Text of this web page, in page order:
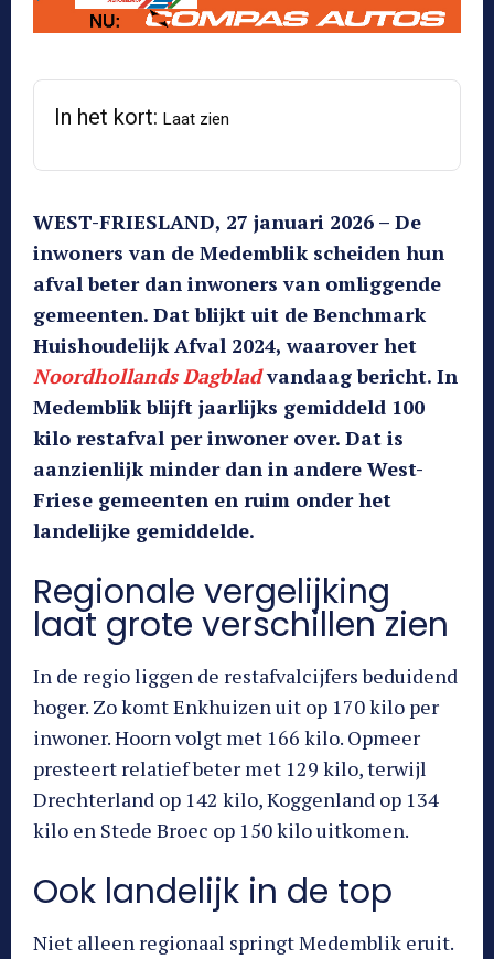
In het kort: Laat zien
WEST-FRIESLAND, 27 januari 2026 – De
inwoners van de Medemblik scheiden hun
afval beter dan inwoners van omliggende
gemeenten. Dat blijkt uit de Benchmark
Huishoudelijk Afval 2024, waarover het
Noordhollands Dagbladvandaag bericht. In
Medemblik blijft jaarlijks gemiddeld 100
kilo restafval per inwoner over. Dat is
aanzienlijk minder dan in andere West-
Friese gemeenten en ruim onder het
landelijke gemiddelde.
Regionale vergelijking
laat grote verschillen zien
In de regio liggen de restafvalcijfers beduidend
hoger. Zo komt Enkhuizen uit op 170 kilo per
inwoner. Hoorn volgt met 166 kilo. Opmeer
presteert relatief beter met 129 kilo, terwijl
Drechterland op 142 kilo, Koggenland op 134
kilo en Stede Broec op 150 kilo uitkomen.
Ook landelijk in de top
Niet alleen regionaal springt Medemblik eruit.